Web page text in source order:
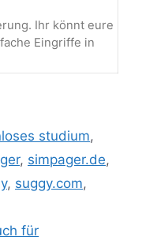
Ihr könnt eure
Eingriffe in
studium,
, simpager.de,
, suggy.com,
für